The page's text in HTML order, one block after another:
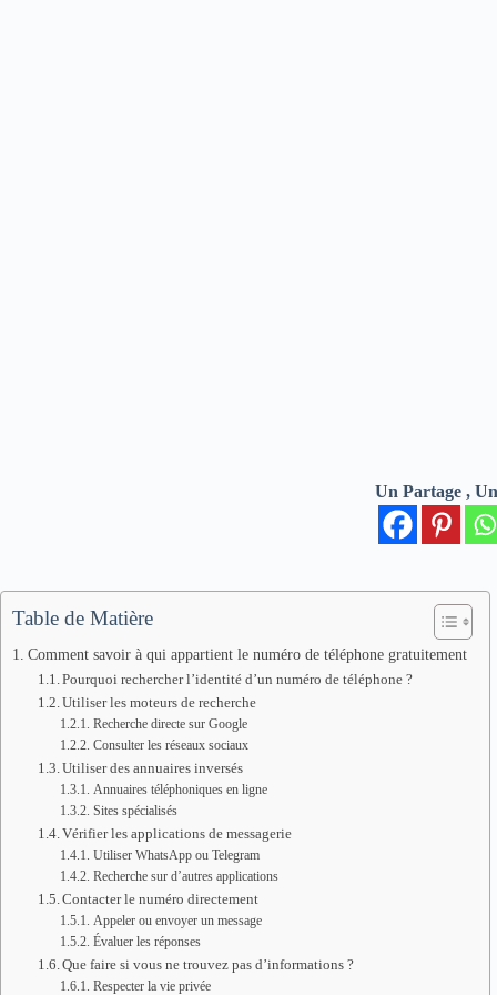
Un Partage ,
Table de Matière
Comment savoir à qui appartient le numéro de téléphone gratuitement
Pourquoi rechercher l’identité d’un numéro de téléphone ?
Utiliser les moteurs de recherche
Recherche directe sur Google
Consulter les réseaux sociaux
Utiliser des annuaires inversés
Annuaires téléphoniques en ligne
Sites spécialisés
Vérifier les applications de messagerie
Utiliser WhatsApp ou Telegram
Recherche sur d’autres applications
Contacter le numéro directement
Appeler ou envoyer un message
Évaluer les réponses
Que faire si vous ne trouvez pas d’informations ?
Respecter la vie privée